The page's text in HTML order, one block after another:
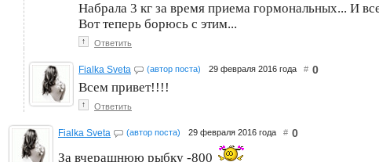
Набрала 3 кг за время приема гормональных... И
Вот теперь борюсь с этим...
↑ Ответить
Fialka Sveta (автор поста) 29 февраля 2016 года # 0
Всем привет!!!!
↑ Ответить
Fialka Sveta (автор поста) 29 февраля 2016 года # 0
За вчерашнюю рыбку -800